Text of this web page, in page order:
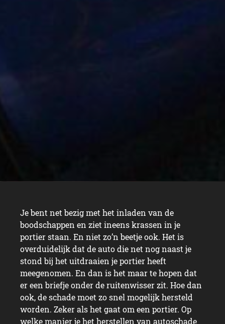
Je bent net bezig met het inladen van de
boodschappen en ziet ineens krassen in je
portier staan. En niet zo’n beetje ook. Het is
overduidelijk dat de auto die net nog naast je
stond bij het uitdraaien je portier heeft
meegenomen. En dan is het maar te hopen dat
er een briefje onder de ruitenwisser zit. Hoe dan
ook, de schade moet zo snel mogelijk hersteld
worden. Zeker als het gaat om een portier. Op
welke manier je het herstellen van autoschade